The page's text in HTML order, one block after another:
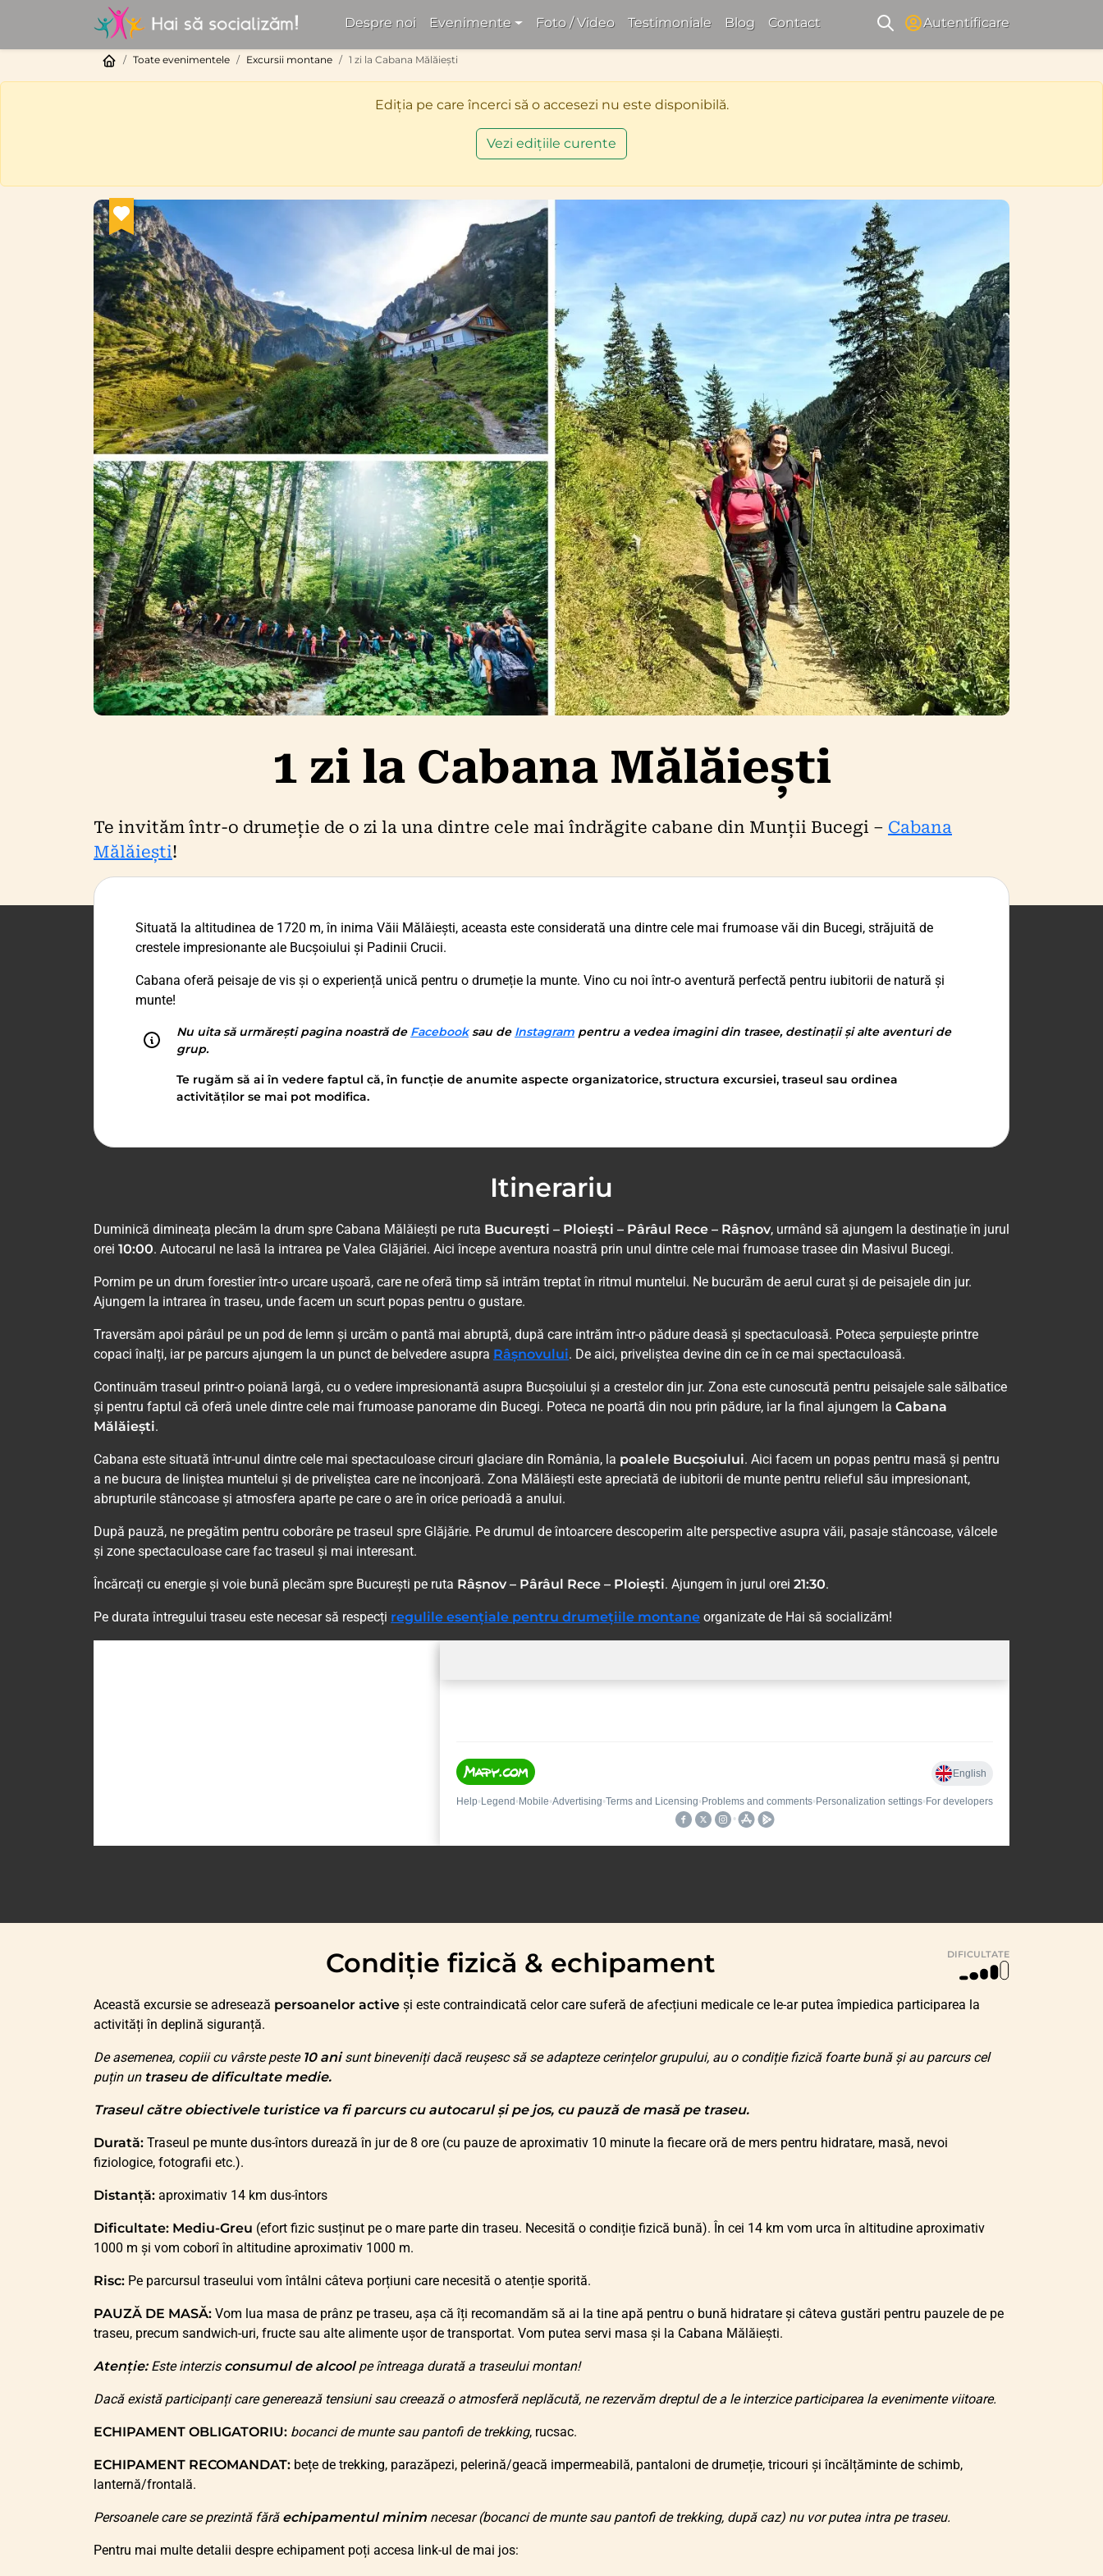
Despre noi Evenimente Foto / Video Testimoniale Blog Contact Autentificare
Toate evenimentele Excursii montane 1 zi la Cabana Mălăiești
Ediția pe care încerci să o accesezi nu este disponibilă.
Vezi edițiile curente
1 zi la Cabana Mălăiești
Te invităm într-o drumeție de o zi la una dintre cele mai îndrăgite cabane din Munții Bucegi – Cabana
Mălăiești!
Situată la altitudinea de 1720 m, în inima Văii Mălăiești, aceasta este considerată una dintre cele mai frumoase văi din Bucegi, străjuită de
crestele impresionante ale Bucșoiului și Padinii Crucii.
Cabana oferă peisaje de vis și o experiență unică pentru o drumeție la munte. Vino cu noi într-o aventură perfectă pentru iubitorii de natură și
munte!
Nu uita să urmărești pagina noastră de Facebooksau de Instagram pentru a vedea imagini din trasee, destinații și alte aventuri de
grup.
Te rugăm să ai în vedere faptul că, în funcție de anumite aspecte organizatorice, structura excursiei, traseul sau ordinea
activităților se mai pot modifica.
Itinerariu
Duminică dimineața plecăm la drum spre Cabana Mălăiești pe ruta București – Ploiești – Pârâul Rece – Râșnov, urmând să ajungem la destinație în jurul
orei 10:00. Autocarul ne lasă la intrarea pe Valea Glăjăriei. Aici începe aventura noastră prin unul dintre cele mai frumoase trasee din Masivul Bucegi.
Pornim pe un drum forestier într-o urcare ușoară, care ne oferă timp să intrăm treptat în ritmul muntelui. Ne bucurăm de aerul curat și de peisajele din jur.
Ajungem la intrarea în traseu, unde facem un scurt popas pentru o gustare.
Traversăm apoi pârâul pe un pod de lemn și urcăm o pantă mai abruptă, după care intrăm într-o pădure deasă și spectaculoasă. Poteca șerpuiește printre
copaci înalți, iar pe parcurs ajungem la un punct de belvedere asupra Râșnovului. De aici, priveliștea devine din ce în ce mai spectaculoasă.
Continuăm traseul printr-o poiană largă, cu o vedere impresionantă asupra Bucșoiului și a crestelor din jur. Zona este cunoscută pentru peisajele sale sălbatice
și pentru faptul că oferă unele dintre cele mai frumoase panorame din Bucegi. Poteca ne poartă din nou prin pădure, iar la final ajungem la Cabana
Mălăiești.
Cabana este situată într-unul dintre cele mai spectaculoase circuri glaciare din România, la poalele Bucșoiului. Aici facem un popas pentru masă și pentru
a ne bucura de liniștea muntelui și de priveliștea care ne înconjoară. Zona Mălăiești este apreciată de iubitorii de munte pentru relieful său impresionant,
abrupturile stâncoase și atmosfera aparte pe care o are în orice perioadă a anului.
După pauză, ne pregătim pentru coborâre pe traseul spre Glăjărie. Pe drumul de întoarcere descoperim alte perspective asupra văii, pasaje stâncoase, vâlcele
și zone spectaculoase care fac traseul și mai interesant.
Încărcați cu energie și voie bună plecăm spre București pe ruta Râșnov – Pârâul Rece – Ploiești. Ajungem în jurul orei 21:30.
Pe durata întregului traseu este necesar să respecți regulile esențiale pentru drumețiile montane organizate de Hai să socializăm!
Condiție fizică & echipament DIFICULTATE
Această excursie se adresează persoanelor active și este contraindicată celor care suferă de afecțiuni medicale ce le-ar putea împiedica participarea la
activități în deplină siguranță.
De asemenea, copiii cu vârste peste 10 anisunt bineveniți dacă reușesc să se adapteze cerințelor grupului, au o condiție fizică foarte bună și au parcurs cel
puțin un traseu de dificultate medie.
Traseul către obiectivele turistice va fi parcurs cu autocarul și pe jos, cu pauză de masă pe traseu.
Durată: Traseul pe munte dus-întors durează în jur de 8 ore (cu pauze de aproximativ 10 minute la fiecare oră de mers pentru hidratare, masă, nevoi
fiziologice, fotografii etc.).
Distanță: aproximativ 14 km dus-întors
Dificultate: Mediu-Greu (efort fizic susținut pe o mare parte din traseu. Necesită o condiție fizică bună). În cei 14 km vom urca în altitudine aproximativ
1000 m și vom coborî în altitudine aproximativ 1000 m.
Risc: Pe parcursul traseului vom întâlni câteva porțiuni care necesită o atenție sporită.
PAUZĂ DE MASĂ: Vom lua masa de prânz pe traseu, așa că îți recomandăm să ai la tine apă pentru o bună hidratare și câteva gustări pentru pauzele de pe
traseu, precum sandwich-uri, fructe sau alte alimente ușor de transportat. Vom putea servi masa și la Cabana Mălăiești.
Atenție:Este interzis consumul de alcoolpe întreaga durată a traseului montan!
Dacă există participanți care generează tensiuni sau creează o atmosferă neplăcută, ne rezervăm dreptul de a le interzice participarea la evenimente viitoare.
ECHIPAMENT OBLIGATORIU: bocanci de munte sau pantofi de trekking, rucsac.
ECHIPAMENT RECOMANDAT: bețe de trekking, parazăpezi, pelerină/geacă impermeabilă, pantaloni de drumeție, tricouri și încălțăminte de schimb,
lanternă/frontală.
Persoanele care se prezintă fără echipamentul minim necesar (bocanci de munte sau pantofi de trekking, după caz) nu vor putea intra pe traseu.
Pentru mai multe detalii despre echipament poți accesa link-ul de mai jos: